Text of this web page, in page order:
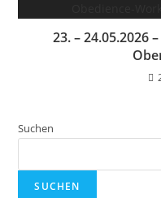
23. – 24.05.2026
Suchen
SUCHEN